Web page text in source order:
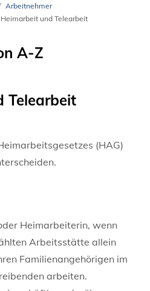
Arbeitnehmer
Heimarbeit und Telearbeit
A-Z
Telearbeit
(HAG)
Heimarbeiterin, wenn
Arbeitsstätte allein
Familienangehörigen im
arbeiten.